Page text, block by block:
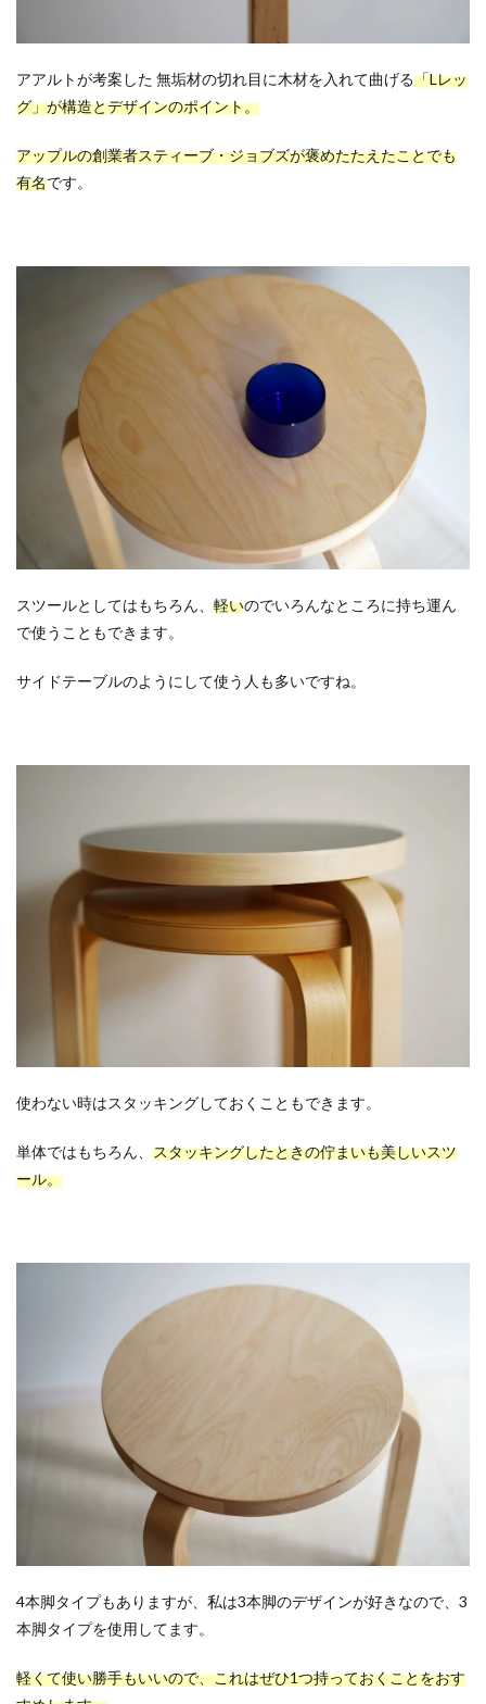
アアルトが考案した 無垢材の切れ目に木材を入れて曲げる「Lレッ
グ」が構造とデザインのポイント。
アップルの創業者スティーブ・ジョブズが褒めたたえたことでも
有名です。
スツールとしてはもちろん、 軽いのでいろんなところに持ち運ん
で使うこともできます。
サイドテーブルのようにして使う人も多いですね。
使わない時はスタッキングしておくこともできます。
単体ではもちろん、 スタッキングしたときの佇まいも美しいスツ
ール。
4本脚タイプもありますが、私は3本脚のデザインが好きなので、3
本脚タイプを使用してます。
軽くて使い勝手もいいので、これはぜひ1つ持っておくことをおす